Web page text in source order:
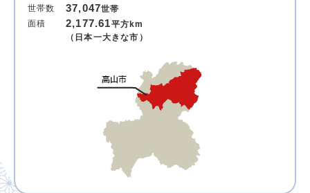
世帯数
37,047世帯
面積
2,177.61平方km
（日本一大きな市）